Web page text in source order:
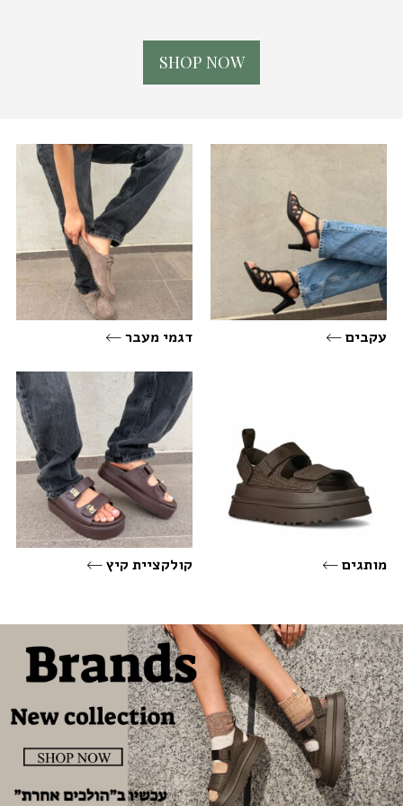
SHOP NOW
עקבים דגמי מעבר
מותגים קולקציית קיץ